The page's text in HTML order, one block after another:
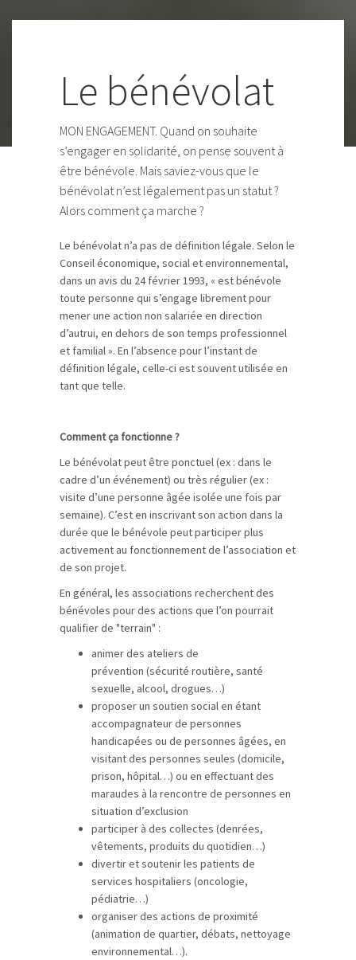
Le bénévolat
MON ENGAGEMENT. Quand on souhaite
s’engager en solidarité, on pense souvent à
être bénévole. Mais saviez-vous que le
bénévolat n’est légalement pas un statut ?
Alors comment ça marche ?
Le bénévolat n’a pas de définition légale. Selon le
Conseil économique, social et environnemental,
dans un avis du 24 février 1993, « est bénévole
toute personne qui s’engage librement pour
mener une action non salariée en direction
d’autrui, en dehors de son temps professionnel
et familial ». En l’absence pour l’instant de
définition légale, celle-ci est souvent utilisée en
tant que telle.
Comment ça fonctionne ?
Le bénévolat peut être ponctuel (ex : dans le
cadre d’un événement) ou très régulier (ex :
visite d’une personne âgée isolée une fois par
semaine). C’est en inscrivant son action dans la
durée que le bénévole peut participer plus
activement au fonctionnement de l’association et
de son projet.
En général, les associations recherchent des
bénévoles pour des actions que l’on pourrait
qualifier de "terrain" :
animer des ateliers de
prévention (sécurité routière, santé
sexuelle, alcool, drogues…)
proposer un soutien social en étant
accompagnateur de personnes
handicapées ou de personnes âgées, en
visitant des personnes seules (domicile,
prison, hôpital…) ou en effectuant des
maraudes à la rencontre de personnes en
situation d’exclusion
participer à des collectes (denrées,
vêtements, produits du quotidien…)
divertir et soutenir les patients de
services hospitaliers (oncologie,
pédiatrie…)
organiser des actions de proximité
(animation de quartier, débats, nettoyage
environnemental…).